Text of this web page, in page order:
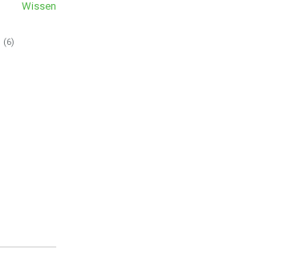
Wissen
(6)